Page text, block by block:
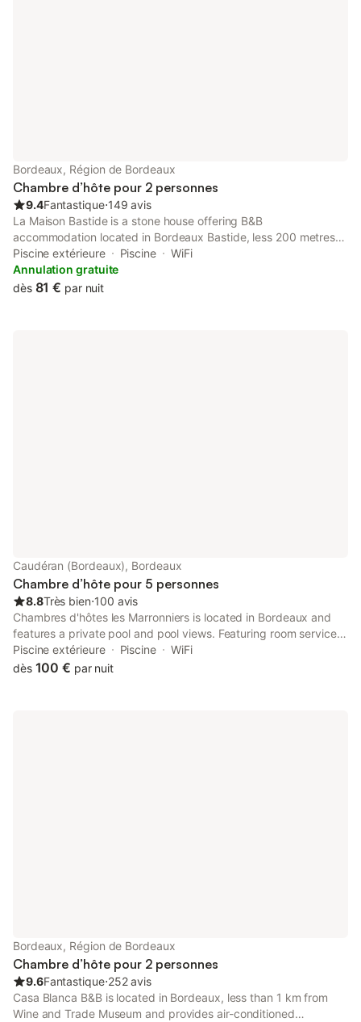
Bordeaux, Région de Bordeaux
Chambre d’hôte pour 2 personnes
9.4Fantastique⋅149 avis
La Maison Bastide is a stone house offering B&B
accommodation located in Bordeaux Bastide, less 200 metres
from a tram stop to get into the city centre. Free Wi-Fi access is
available.
Piscine extérieure Piscine
WiFi
Annulation gratuite
dès 81 € par nuit
Caudéran (Bordeaux), Bordeaux
Chambre d’hôte pour 5 personnes
8.8Très bien⋅100 avis
Chambres d'hôtes les Marronniers is located in Bordeaux and
features a private pool and pool views. Featuring room service,
this property also provides guests with a picnic area.
Piscine extérieure Piscine
WiFi
dès 100 € par nuit
Bordeaux, Région de Bordeaux
Chambre d’hôte pour 2 personnes
9.6Fantastique⋅252 avis
Casa Blanca B&B is located in Bordeaux, less than 1 km from
Wine and Trade Museum and provides air-conditioned